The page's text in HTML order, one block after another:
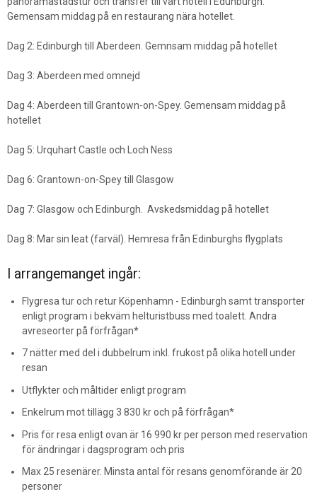
Gemensam middag på en restaurang nära hotellet.
Dag 2: Edinburgh till Aberdeen. Gemnsam middag på hotellet
Dag 3: Aberdeen med omnejd
Dag 4: Aberdeen till Grantown-on-Spey. Gemensam middag på
hotellet
Dag 5: Urquhart Castle och Loch Ness
Dag 6: Grantown-on-Spey till Glasgow
Dag 7: Glasgow och Edinburgh. Avskedsmiddag på hotellet
Dag 8: Marsin leat (farväl). Hemresa från Edinburghs flygplats
I arrangemanget ingår:
Flygresa tur och retur Köpenhamn - Edinburgh samt transporter
enligt program i bekväm helturistbuss med toalett. Andra
avreseorter på förfrågan*
7 nätter med del i dubbelrum inkl. frukost på olika hotell under
resan
Utflykter och måltider enligt program
Enkelrum mot tillägg 3 830 kr och på förfrågan*
Pris för resa enligt ovan är 16 990 kr per person med reservation
för ändringar i dagsprogram och pris
Max 25 resenärer. Minsta antal för resans genomförande är 20
personer